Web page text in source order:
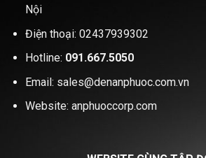
Nội
Điện thoại: 02437939302
Hotline: 091.667.5050
Email: sales@denanphuoc.com.vn
Website: anphuoccorp.com